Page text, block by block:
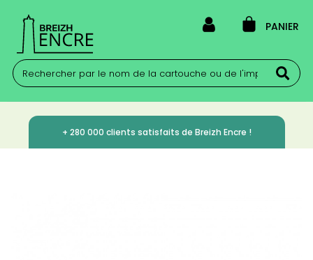
PANIER
+ 280 000 clients satisfaits de Breizh Encre !